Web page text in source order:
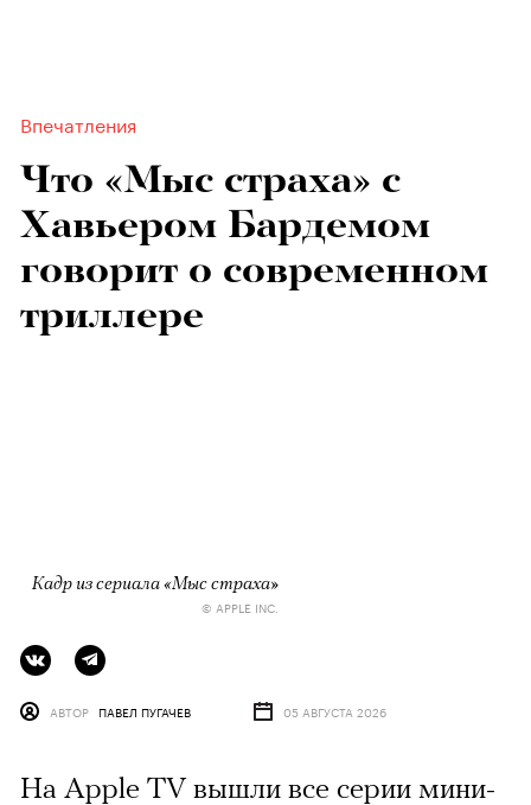
Впечатления
Что «Мыс страха» с
Хавьером Бардемом
говорит о современном
триллере
Кадр из сериала «Мыс страха»